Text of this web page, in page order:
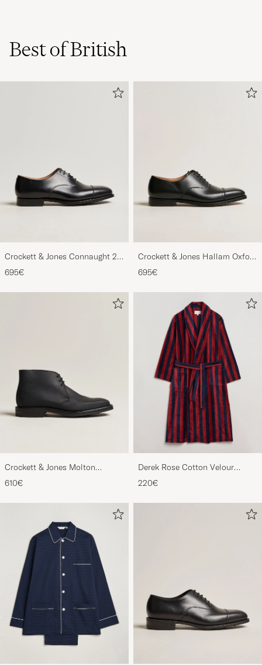
Best of British
Crockett & Jones Connaught 2
City Sole Black Calf
695€
Crockett & Jones Hallam Oxford
Black Calf
695€
Crockett & Jones Molton
Chukka Black Rough-Out Suede
610€
Derek Rose Cotton Velour
Striped Gown Red/Blue
220€